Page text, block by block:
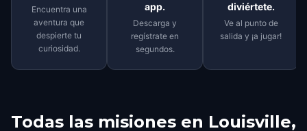
Encuentra una
aventura que
despierte tu
curiosidad.
app.
Descarga y
regístrate en
segundos.
diviértete.
Ve al punto de
salida y ¡a jugar!
Todas las misiones en Louisville,